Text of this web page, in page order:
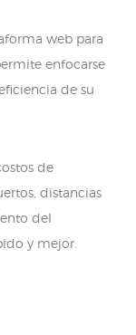
web para
enfocarse
de su
de
distancias
del
y mejor.